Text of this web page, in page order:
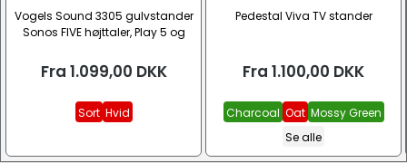
Vogels Sound 3305 gulvstander
Sonos FIVE højttaler, Play 5 og
Fra 1.099,00 DKK
Sort Hvid
Pedestal Viva TV stander
Fra 1.100,00 DKK
Charcoal Oat Mossy Green
Se alle